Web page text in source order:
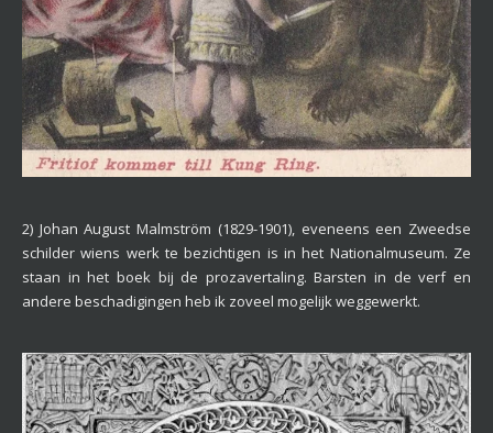
2) Johan August Malmström (1829-1901), eveneens een Zweedse
schilder wiens werk te bezichtigen is in het Nationalmuseum. Ze
staan in het boek bij de prozavertaling. Barsten in de verf en
andere beschadigingen heb ik zoveel mogelijk weggewerkt.